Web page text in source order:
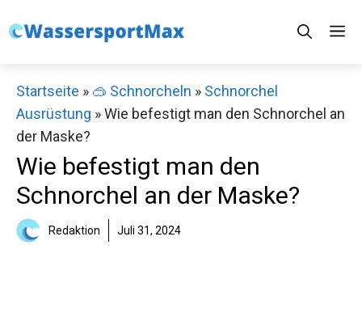
Inhalt
Startseite » 🥽 Schnorcheln » Schnorchel
Ausrüstung »Wie befestigt man den Schnorchel an
der Maske?
Wie befestigt man den
Schnorchel an der Maske?
Redaktion Juli 31, 2024